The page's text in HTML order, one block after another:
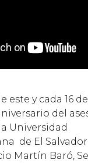
y cada 16 de
del
Universidad
de El
Martín Baró,